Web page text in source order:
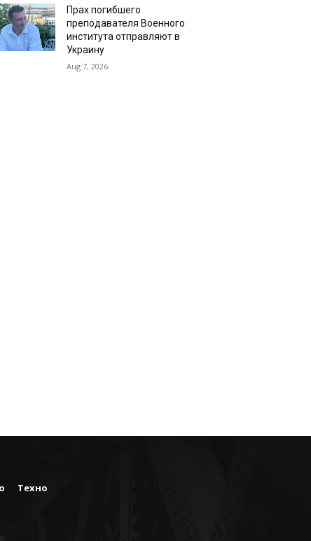
Прах погибшего
преподавателя Военного
института отправляют в
Украину
Aug 7, 2026
Техно